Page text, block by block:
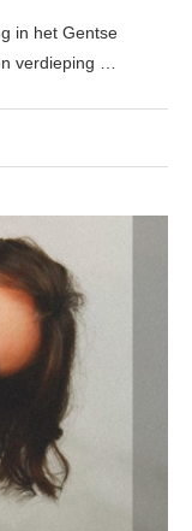
in het Gentse
verdieping …